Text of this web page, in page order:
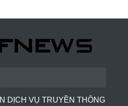
Trung tâm Giải mã lượng tử Quang
sống 6 ngày trước
DỊCH VỤ TRUYỀN THÔNG